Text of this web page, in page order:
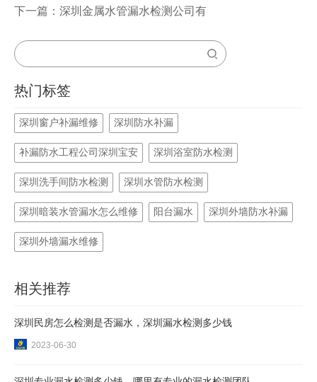
下一篇：深圳金属水管漏水检测公司有哪些？
热门标签
深圳窗户补漏维修 深圳防水补漏
补漏防水工程公司深圳宝安 深圳浴室防水检测
深圳洗手间防水检测 深圳水管防水检测
深圳暗装水管漏水怎么维修 阳台漏水 深圳外墙防水补漏
深圳外墙漏水维修
相关推荐
深圳民房怎么检测是否漏水，深圳漏水检测多少钱
2023-06-30